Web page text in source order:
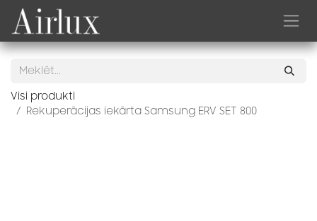
Skip to Content
Visi produkti
Rekuperācijas iekārta Samsung ERV SET 800